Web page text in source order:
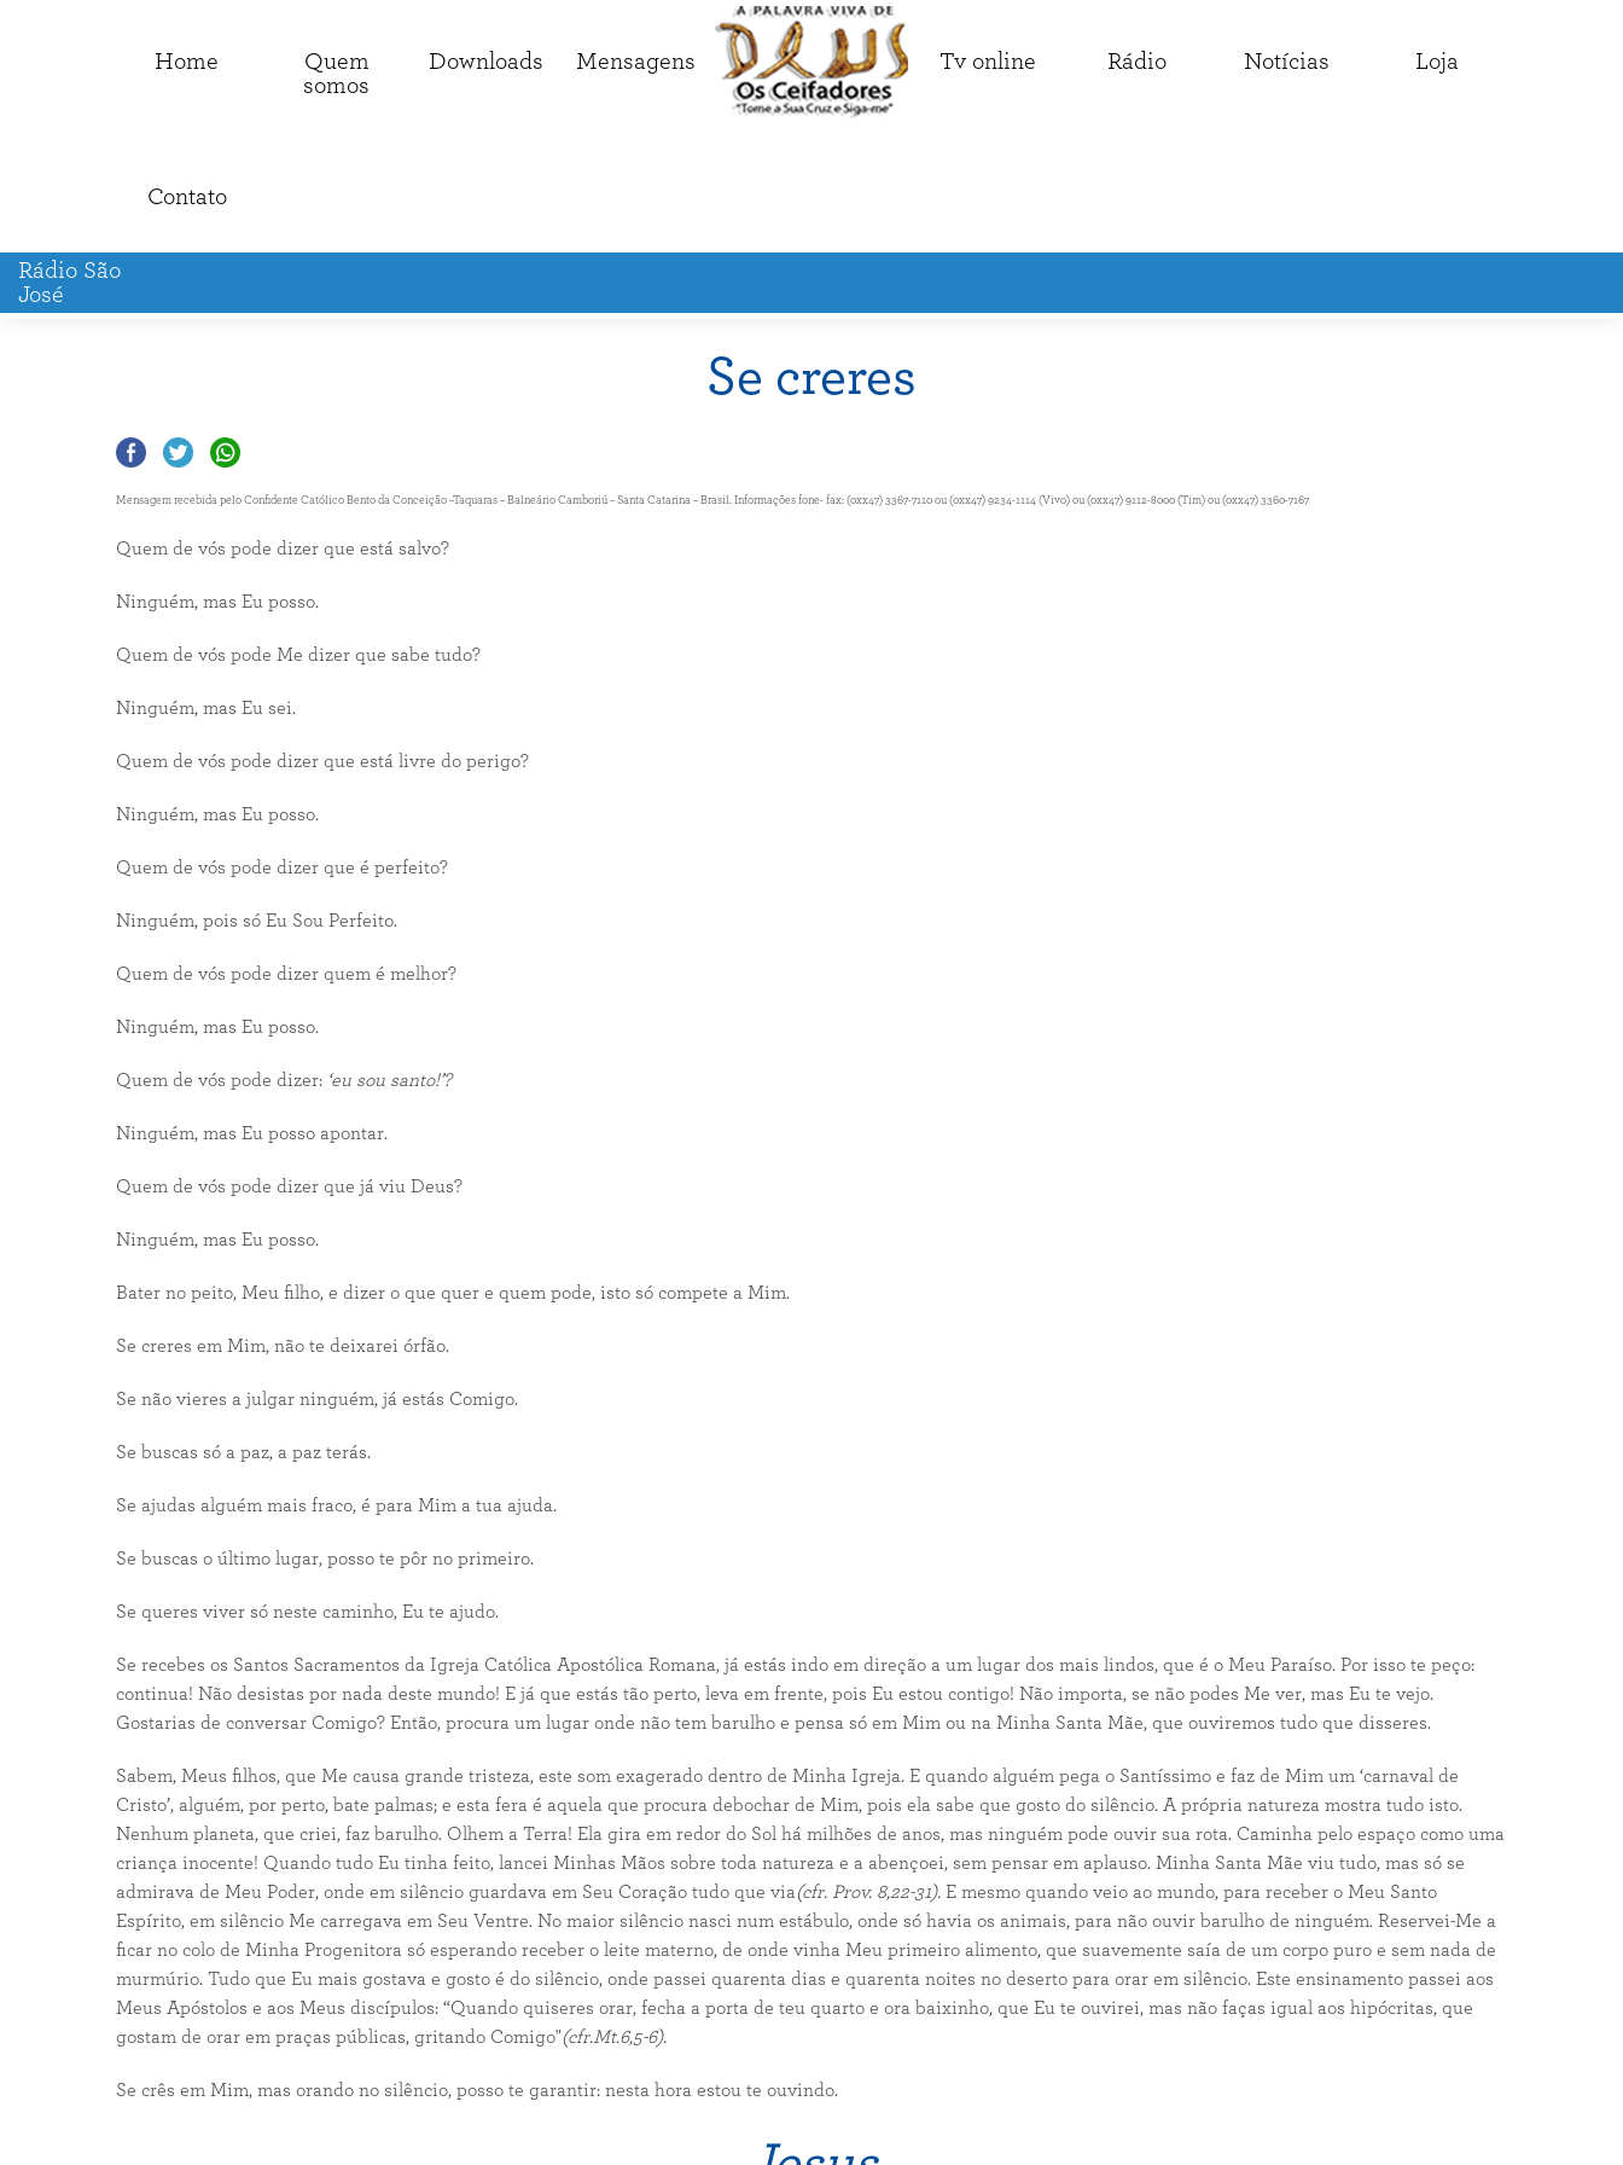
Home
Quem
somos
Downloads Mensagens Tv online Rádio Notícias Loja
Contato
Rádio São
José
Se creres
Mensagem recebida pelo Confidente Católico Bento da Conceição –Taquaras – Balneário Camboriú – Santa Catarina – Brasil. Informações fone- fax: (0xx47) 3367-7110 ou (0xx47) 9234-1114 (Vivo) ou (0xx47) 9112-8000 (Tim) ou (0xx47) 3360-7167
Quem de vós pode dizer que está salvo?
Ninguém, mas Eu posso.
Quem de vós pode Me dizer que sabe tudo?
Ninguém, mas Eu sei.
Quem de vós pode dizer que está livre do perigo?
Ninguém, mas Eu posso.
Quem de vós pode dizer que é perfeito?
Ninguém, pois só Eu Sou Perfeito.
Quem de vós pode dizer quem é melhor?
Ninguém, mas Eu posso.
Quem de vós pode dizer: ‘eu sou santo!’?
Ninguém, mas Eu posso apontar.
Quem de vós pode dizer que já viu Deus?
Ninguém, mas Eu posso.
Bater no peito, Meu filho, e dizer o que quer e quem pode, isto só compete a Mim.
Se creres em Mim, não te deixarei órfão.
Se não vieres a julgar ninguém, já estás Comigo.
Se buscas só a paz, a paz terás.
Se ajudas alguém mais fraco, é para Mim a tua ajuda.
Se buscas o último lugar, posso te pôr no primeiro.
Se queres viver só neste caminho, Eu te ajudo.
Se recebes os Santos Sacramentos da Igreja Católica Apostólica Romana, já estás indo em direção a um lugar dos mais lindos, que é o Meu Paraíso. Por isso te peço:
continua! Não desistas por nada deste mundo! E já que estás tão perto, leva em frente, pois Eu estou contigo! Não importa, se não podes Me ver, mas Eu te vejo.
Gostarias de conversar Comigo? Então, procura um lugar onde não tem barulho e pensa só em Mim ou na Minha Santa Mãe, que ouviremos tudo que disseres.
Sabem, Meus filhos, que Me causa grande tristeza, este som exagerado dentro de Minha Igreja. E quando alguém pega o Santíssimo e faz de Mim um ‘carnaval de
Cristo’, alguém, por perto, bate palmas; e esta fera é aquela que procura debochar de Mim, pois ela sabe que gosto do silêncio. A própria natureza mostra tudo isto.
Nenhum planeta, que criei, faz barulho. Olhem a Terra! Ela gira em redor do Sol há milhões de anos, mas ninguém pode ouvir sua rota. Caminha pelo espaço como uma
criança inocente! Quando tudo Eu tinha feito, lancei Minhas Mãos sobre toda natureza e a abençoei, sem pensar em aplauso. Minha Santa Mãe viu tudo, mas só se
admirava de Meu Poder, onde em silêncio guardava em Seu Coração tudo que via(cfr. Prov. 8,22-31). E mesmo quando veio ao mundo, para receber o Meu Santo
Espírito, em silêncio Me carregava em Seu Ventre. No maior silêncio nasci num estábulo, onde só havia os animais, para não ouvir barulho de ninguém. Reservei-Me a
ficar no colo de Minha Progenitora só esperando receber o leite materno, de onde vinha Meu primeiro alimento, que suavemente saía de um corpo puro e sem nada de
murmúrio. Tudo que Eu mais gostava e gosto é do silêncio, onde passei quarenta dias e quarenta noites no deserto para orar em silêncio. Este ensinamento passei aos
Meus Apóstolos e aos Meus discípulos: “Quando quiseres orar, fecha a porta de teu quarto e ora baixinho, que Eu te ouvirei, mas não faças igual aos hipócritas, que
gostam de orar em praças públicas, gritando Comigo"(cfr.Mt.6,5-6).
Se crês em Mim, mas orando no silêncio, posso te garantir: nesta hora estou te ouvindo.